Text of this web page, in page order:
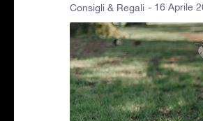
Consigli & Regali - 16 Aprile